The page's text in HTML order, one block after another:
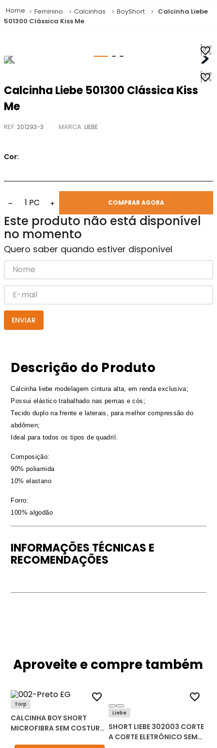
Feminino Calcinhas BoyShort
Calcinha Liebe
501300 Clássica Kiss Me
Calcinha Liebe 501300 Clássica Kiss
Me
REF: 201293-3 LIEBE
Cor:
− 1 PC + COMPRAR AGORA
Este produto não está disponível
no momento
Quero saber quando estiver disponível
ENVIAR
Descrição do Produto
Calcinha liebe modelagem cintura alta, em renda exclusiva;
Possui elástico trabalhado nas pernas e cós;
Tecido duplo na frente e laterais, para melhor compressão do
abdômen;
Ideal para todos os tipos de quadril.
Composição:
90% poliamida
10% elastano
Forro:
100% algodão
INFORMAÇÕES TÉCNICAS E
RECOMENDAÇÕES
Aproveite e compre também
Torp
CALCINHA BOY SHORT
MICROFIBRA SEM COSTURA
Liebe
SHORT LIEBE 302003 CORTE
A CORTE ELETRÔNICO SEM